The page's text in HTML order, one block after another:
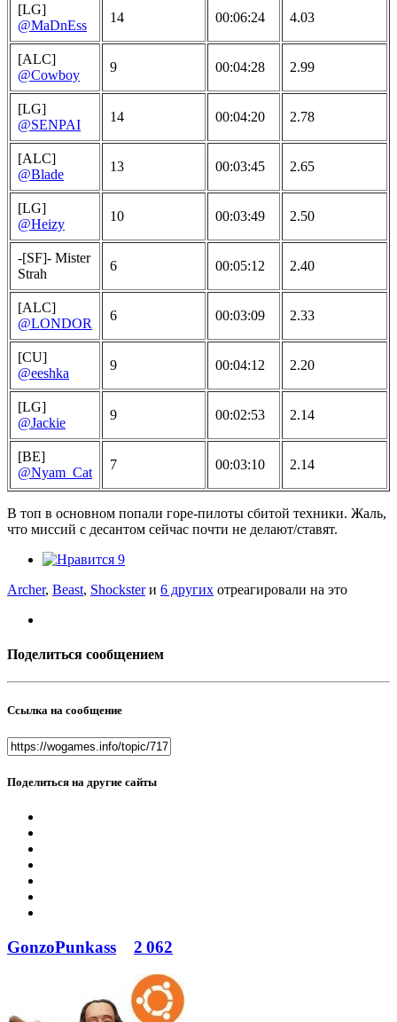
[LG]
@MaDnEss
14 00:06:24 4.03
[ALC]
@Cowboy
9 00:04:28 2.99
[LG]
@SENPAI
14 00:04:20 2.78
[ALC]
@Blade
13 00:03:45 2.65
[LG]
@Heizy
10 00:03:49 2.50
-[SF]- Mister
Strah
6 00:05:12 2.40
[ALC]
@LONDOR
6 00:03:09 2.33
[CU]
@eeshka
9 00:04:12 2.20
[LG]
@Jackie
9 00:02:53 2.14
[BE]
@Nyam_Cat
7 00:03:10 2.14
В топ в основном попали горе-пилоты сбитой техники. Жаль,
что миссий с десантом сейчас почти не делают/ставят.
9
Archer, Beast, Shocksterи 6 других отреагировали на это
Поделиться сообщением
Ссылка на сообщение
Поделиться на другие сайты
GonzoPunkass 2 062